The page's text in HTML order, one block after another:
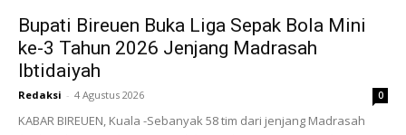
Bupati Bireuen Buka Liga Sepak Bola Mini
ke-3 Tahun 2026 Jenjang Madrasah
Ibtidaiyah
Redaksi - 4 Agustus 2026 0
KABAR BIREUEN, Kuala -Sebanyak 58 tim dari jenjang Madrasah